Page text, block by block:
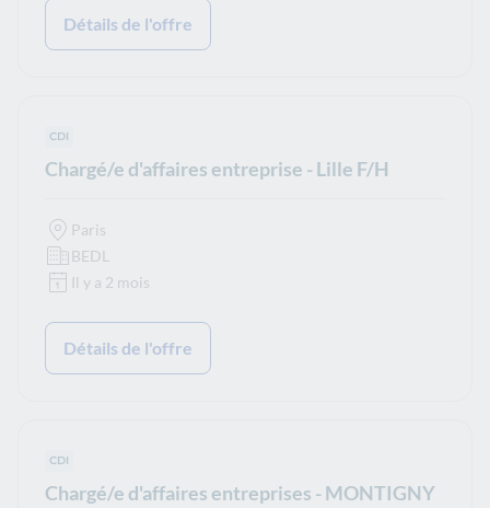
Détails de l'offre
Type de contrat :
CDI
Chargé/e d'affaires entreprise - Lille F/H
Paris
BEDL
Il y a 2 mois
Détails de l'offre
Type de contrat :
CDI
Chargé/e d'affaires entreprises - MONTIGNY